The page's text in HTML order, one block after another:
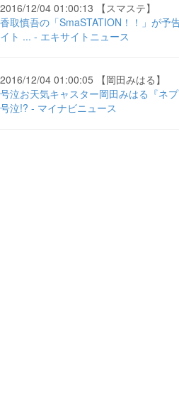
2016/12/04 01:00:13 【スマステ】
香取慎吾の「SmaSTATION！！」が予
イト ... - エキサイトニュース
2016/12/04 01:00:05 【岡田みはる】
号泣お天気キャスター岡田みはる『ネ
号泣!? - マイナビニュース